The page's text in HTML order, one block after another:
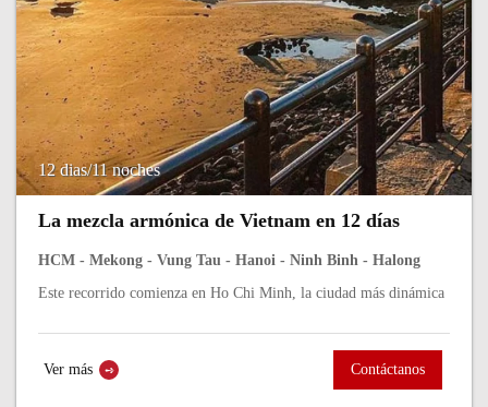
12 dias/11 noches
La mezcla armónica de Vietnam en 12 días
HCM - Mekong - Vung Tau - Hanoi - Ninh Binh - Halong
Este recorrido comienza en Ho Chi Minh, la ciudad más dinámica
vida urbana....
Ver más Contáctanos